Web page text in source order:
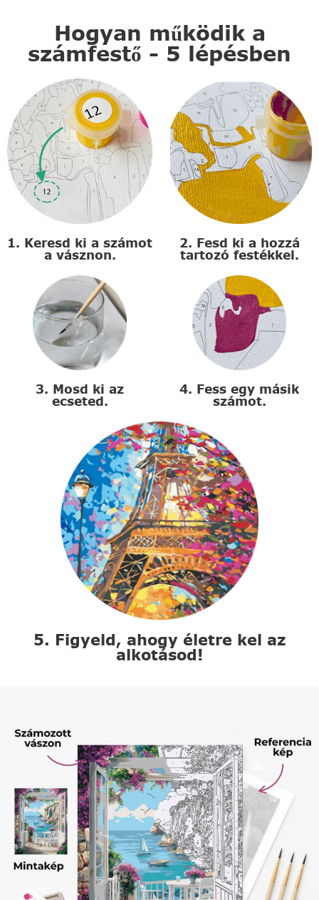
Hogyan működik a
számfestő - 5 lépésben
1. Keresd ki a számot
a vásznon.
2. Fesd ki a hozzá
tartozó festékkel.
3. Mosd ki az
ecseted.
4. Fess egy másik
számot.
5. Figyeld, ahogy életre kel az
alkotásod!